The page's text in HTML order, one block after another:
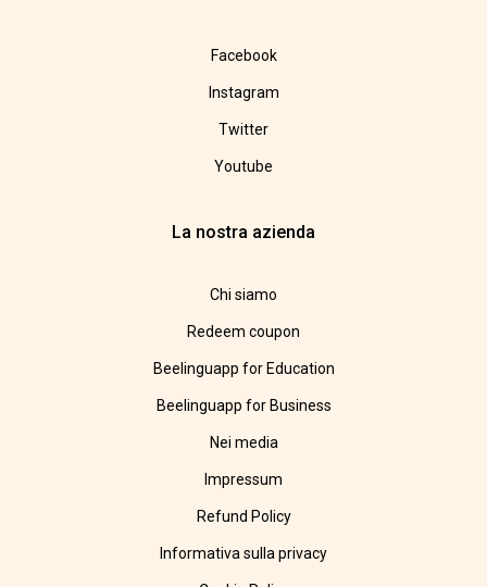
Facebook
Instagram
Twitter
Youtube
La nostra azienda
Chi siamo
Redeem coupon
Beelinguapp for Education
Beelinguapp for Business
Nei media
Impressum
Refund Policy
Informativa sulla privacy